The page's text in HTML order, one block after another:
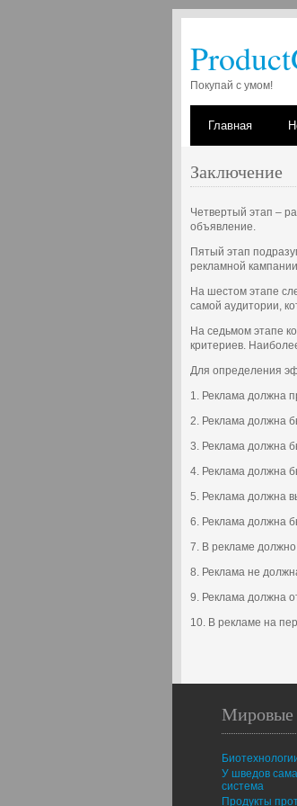
Покупай с умом!
Главная
Заключение
Четвертый этап –
объявление.
Пятый этап
рекламной
На шестом этапе
самой аудитории,
На седьмом этапе
критериев.
Для определения
1. Реклама должна
2. Реклама должна
3. Реклама должна
4. Реклама должна
5. Реклама должна
6. Реклама должна
7. В рекламе должно
8. Реклама не
9. Реклама должна
10. В рекламе на
Мировые
У шведов
система
Продукты